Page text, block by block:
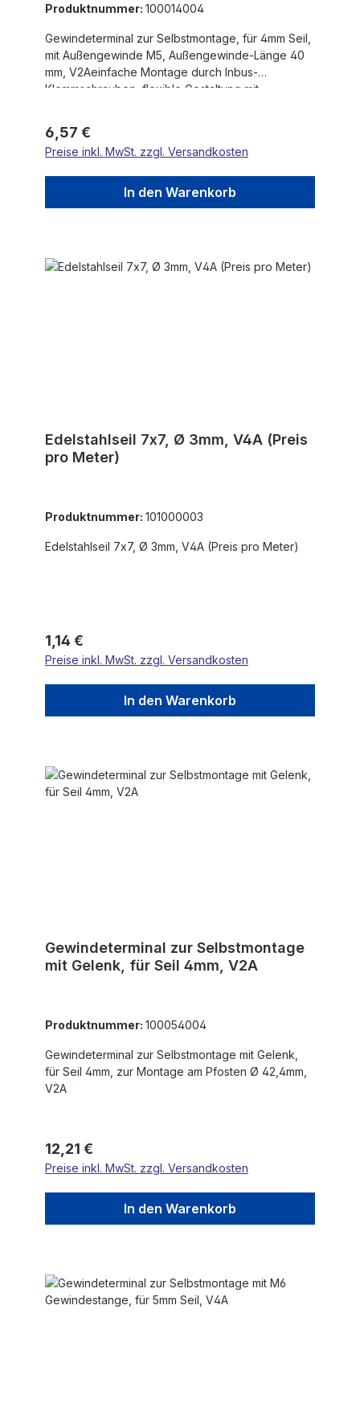
Produktnummer: 100014004
Gewindeterminal zur Selbstmontage, für 4mm Seil,
mit Außengewinde M5, Außengewinde-Länge 40
mm, V2Aeinfache Montage durch Inbus-
Klemmschrauben, flexible Gestaltung mit
Regulärer Preis:
6,57 €
Preise inkl. MwSt. zzgl. Versandkosten
In den Warenkorb
Edelstahlseil 7x7, Ø 3mm, V4A (Preis
pro Meter)
Produktnummer: 101000003
Edelstahlseil 7x7, Ø 3mm, V4A (Preis pro Meter)
Regulärer Preis:
1,14 €
Preise inkl. MwSt. zzgl. Versandkosten
In den Warenkorb
Gewindeterminal zur Selbstmontage
mit Gelenk, für Seil 4mm, V2A
Produktnummer: 100054004
Gewindeterminal zur Selbstmontage mit Gelenk,
für Seil 4mm, zur Montage am Pfosten Ø 42,4mm,
V2A
Regulärer Preis:
12,21 €
Preise inkl. MwSt. zzgl. Versandkosten
In den Warenkorb